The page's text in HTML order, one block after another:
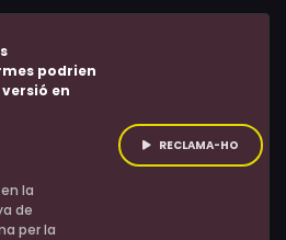
podrien
en
la
de
per la
RECLAMA-HO